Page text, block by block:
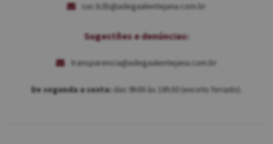
sac.b2b@adegaalentejana.com.br
Sugestões e denúncias:
transparencia@adegaalentejana.com.br
De segunda a sexta: das 9h00 às 18h30 (exceto feriado).